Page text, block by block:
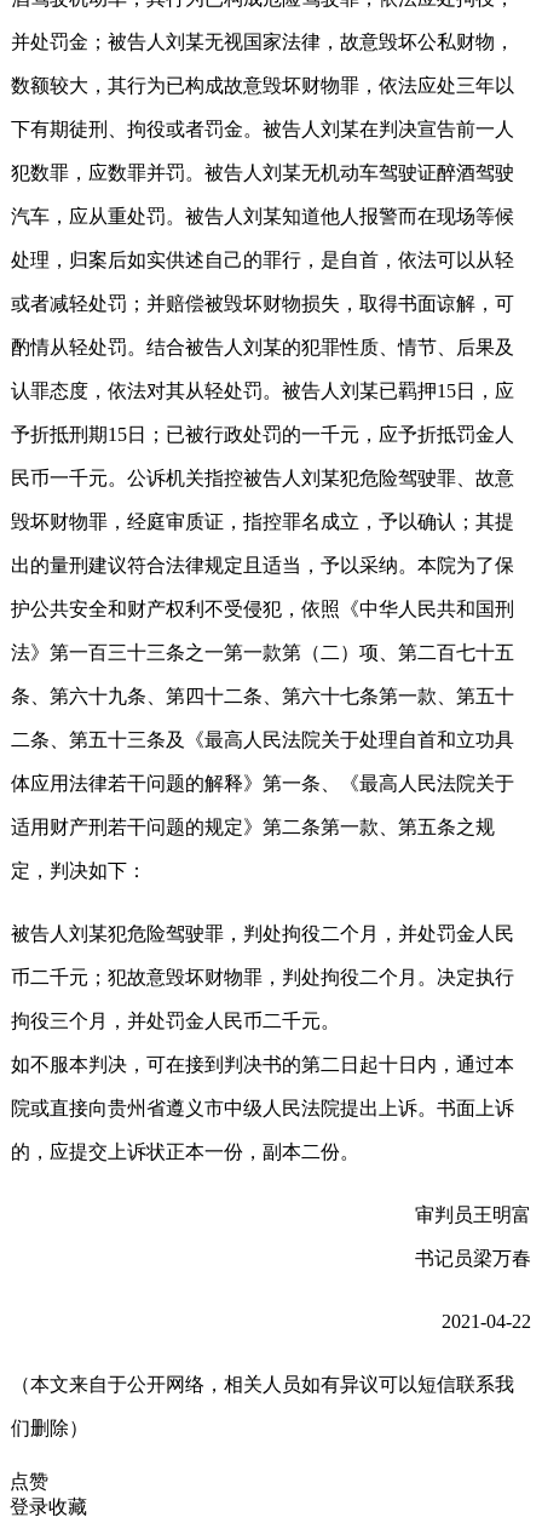
并处罚金；被告人刘某无视国家法律，故意毁坏公私财物，
数额较大，其行为已构成故意毁坏财物罪，依法应处三年以
下有期徒刑、拘役或者罚金。被告人刘某在判决宣告前一人
犯数罪，应数罪并罚。被告人刘某无机动车驾驶证醉酒驾驶
汽车，应从重处罚。被告人刘某知道他人报警而在现场等候
处理，归案后如实供述自己的罪行，是自首，依法可以从轻
或者减轻处罚；并赔偿被毁坏财物损失，取得书面谅解，可
酌情从轻处罚。结合被告人刘某的犯罪性质、情节、后果及
认罪态度，依法对其从轻处罚。被告人刘某已羁押15日，应
予折抵刑期15日；已被行政处罚的一千元，应予折抵罚金人
民币一千元。公诉机关指控被告人刘某犯危险驾驶罪、故意
毁坏财物罪，经庭审质证，指控罪名成立，予以确认；其提
出的量刑建议符合法律规定且适当，予以采纳。本院为了保
护公共安全和财产权利不受侵犯，依照《中华人民共和国刑
法》第一百三十三条之一第一款第（二）项、第二百七十五
条、第六十九条、第四十二条、第六十七条第一款、第五十
二条、第五十三条及《最高人民法院关于处理自首和立功具
体应用法律若干问题的解释》第一条、《最高人民法院关于
适用财产刑若干问题的规定》第二条第一款、第五条之规
定，判决如下：
被告人刘某犯危险驾驶罪，判处拘役二个月，并处罚金人民
币二千元；犯故意毁坏财物罪，判处拘役二个月。决定执行
拘役三个月，并处罚金人民币二千元。
如不服本判决，可在接到判决书的第二日起十日内，通过本
院或直接向贵州省遵义市中级人民法院提出上诉。书面上诉
的，应提交上诉状正本一份，副本二份。
审判员王明富
书记员梁万春
2021-04-22
（本文来自于公开网络，相关人员如有异议可以短信联系我
们删除）
点赞
登录收藏